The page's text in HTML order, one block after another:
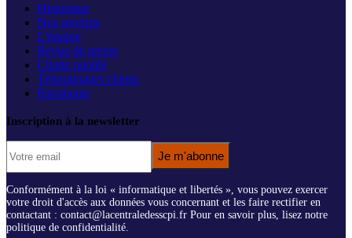
Historique
Nos services
L'équipe
Revue de presse
Charte qualité
Témoignages clients
Parrainage
Inscription à la newsletter
Je m'abonne
Conformément à la loi « informatique et libertés », vous pouvez exercer
votre droit d'accès aux données vous concernant et les faire rectifier en
contactant : contact@lacentraledesscpi.fr Pour en savoir plus, lisez notre
politique de confidentialité.